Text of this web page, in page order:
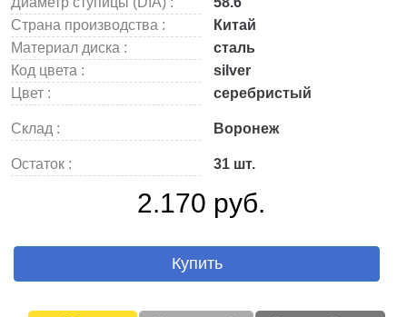
Страна производства :
Китай
Материал диска :
сталь
Код цвета :
silver
Цвет :
серебристый
Склад : Воронеж
Остаток : 31 шт.
2.170 руб.
Купить